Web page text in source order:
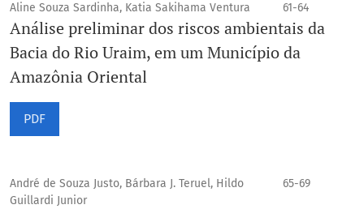
Aline Souza Sardinha, Katia Sakihama Ventura 61-64
Análise preliminar dos riscos ambientais da
Bacia do Rio Uraim, em um Município da
Amazônia Oriental
PDF
André de Souza Justo, Bárbara J. Teruel, Hildo
Guillardi Junior
65-69